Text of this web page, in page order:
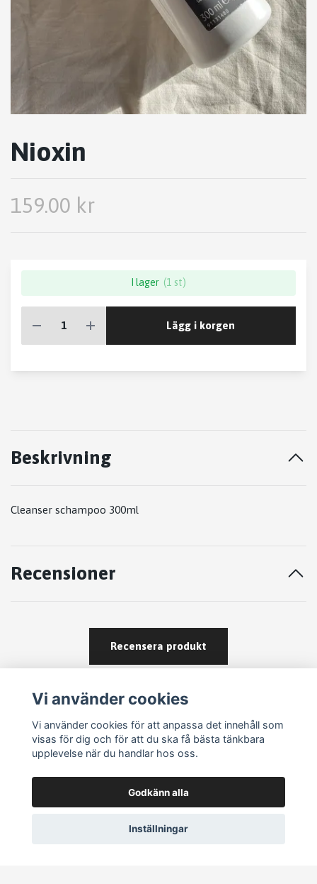
Nioxin
159.00 kr
I lager (1 st)
Lägg i korgen
Beskrivning
Cleanser schampoo 300ml
Recensioner
Recensera produkt
Om köp och returer
Vi använder cookies
Vi använder cookies för att anpassa det innehåll som
visas för dig och för att du ska få bästa tänkbara
upplevelse när du handlar hos oss.
Godkänn alla
Inställningar